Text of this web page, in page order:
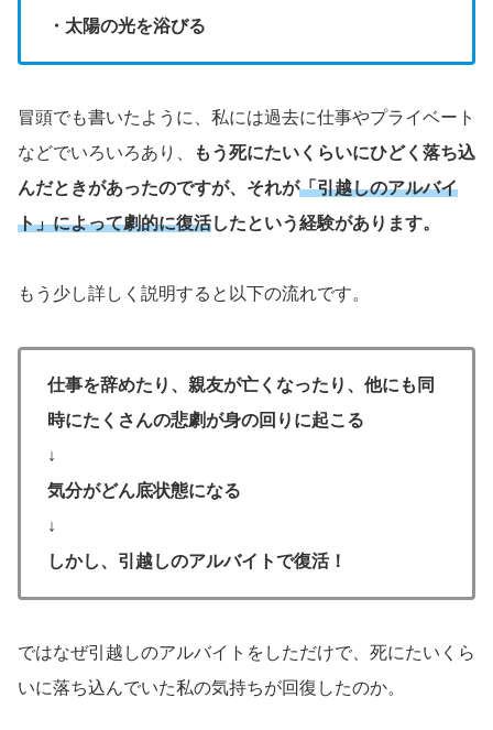
・太陽の光を浴びる
冒頭でも書いたように、私には過去に仕事やプライベート
などでいろいろあり、
もう死にたいくらいにひどく落ち込
んだときがあったのですが、それが「引越しのアルバイ
ト」によって劇的に復活したという経験があります。
もう少し詳しく説明すると以下の流れです。
仕事を辞めたり、親友が亡くなったり、他にも同
時にたくさんの悲劇が身の回りに起こる
↓
気分がどん底状態になる
↓
しかし、引越しのアルバイトで復活！
ではなぜ引越しのアルバイトをしただけで、死にたいくら
いに落ち込んでいた私の気持ちが回復したのか。